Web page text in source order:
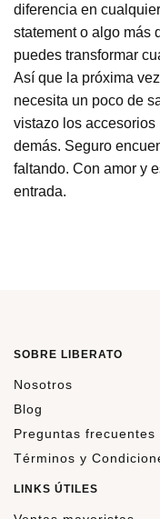
diferencia en
statement o algo más
puedes transformar
Así que la próxima
necesita un poco de
vistazo los
demás. Seguro
faltando. Con amor y
entrada.
SOBRE LIBERATO
Nosotros
Blog
Preguntas frecuentes
Términos y
LINKS ÚTILES